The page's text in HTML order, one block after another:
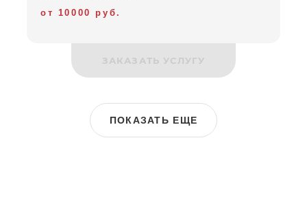
от 10000 руб.
ЗАКАЗАТЬ УСЛУГУ
ПОКАЗАТЬ ЕЩЕ